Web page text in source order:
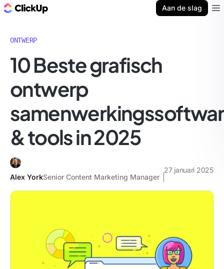
Aan de slag
ONTWERP
10 Beste grafisch
ontwerp
& tools in 2025
Alex YorkSenior Content Marketing Manager
27 januari 2025